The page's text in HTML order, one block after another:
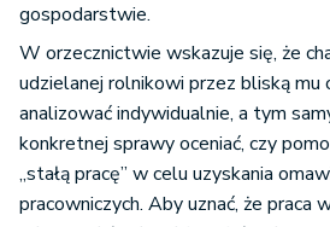
gospodarstwie.
W orzecznictwie wskazuje się, że
udzielanej rolnikowi przez bliską mu
analizować indywidualnie, a tym
konkretnej sprawy oceniać, czy
„stałą pracę” w celu uzyskania
pracowniczych. Aby uznać, że praca